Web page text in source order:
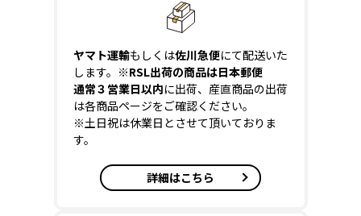
ヤマト運輸もしくは佐川急便にて配送いた
します。 ※RSL出荷の商品は日本郵便
通常３営業日以内に出荷、産直商品の出荷
は各商品ページをご確認ください。
※土日祝は休業日とさせて頂いておりま
す。
詳細はこちら